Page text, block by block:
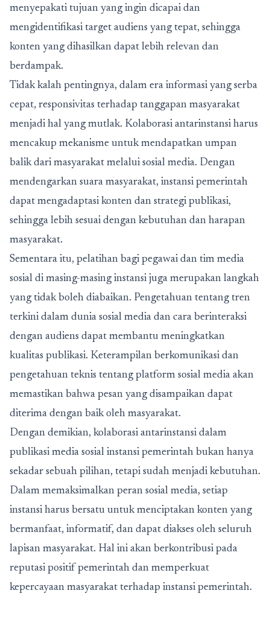
menyepakati tujuan yang ingin dicapai dan
mengidentifikasi target audiens yang tepat, sehingga
konten yang dihasilkan dapat lebih relevan dan
berdampak.
Tidak kalah pentingnya, dalam era informasi yang serba
cepat, responsivitas terhadap tanggapan masyarakat
menjadi hal yang mutlak. Kolaborasi antarinstansi harus
mencakup mekanisme untuk mendapatkan umpan
balik dari masyarakat melalui sosial media. Dengan
mendengarkan suara masyarakat, instansi pemerintah
dapat mengadaptasi konten dan strategi publikasi,
sehingga lebih sesuai dengan kebutuhan dan harapan
masyarakat.
Sementara itu, pelatihan bagi pegawai dan tim media
sosial di masing-masing instansi juga merupakan langkah
yang tidak boleh diabaikan. Pengetahuan tentang tren
terkini dalam dunia sosial media dan cara berinteraksi
dengan audiens dapat membantu meningkatkan
kualitas publikasi. Keterampilan berkomunikasi dan
pengetahuan teknis tentang platform sosial media akan
memastikan bahwa pesan yang disampaikan dapat
diterima dengan baik oleh masyarakat.
Dengan demikian, kolaborasi antarinstansi dalam
publikasi media sosial instansi pemerintah bukan hanya
sekadar sebuah pilihan, tetapi sudah menjadi kebutuhan.
Dalam memaksimalkan peran sosial media, setiap
instansi harus bersatu untuk menciptakan konten yang
bermanfaat, informatif, dan dapat diakses oleh seluruh
lapisan masyarakat. Hal ini akan berkontribusi pada
reputasi positif pemerintah dan memperkuat
kepercayaan masyarakat terhadap instansi pemerintah.